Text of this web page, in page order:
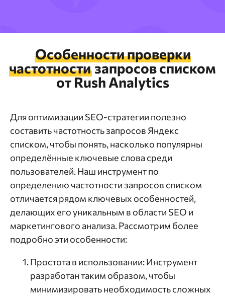
Особенности проверки
частотностизапросов списком
от Rush Analytics
Для оптимизации SEO-стратегии полезно
составить частотность запросов Яндекс
списком, чтобы понять, насколько популярны
определённые ключевые слова среди
пользователей. Наш инструмент по
определению частотности запросов списком
отличается рядом ключевых особенностей,
делающих его уникальным в области SEO и
маркетингового анализа. Рассмотрим более
подробно эти особенности:
Простота в использовании: Инструмент
разработан таким образом, чтобы
минимизировать необходимость сложных